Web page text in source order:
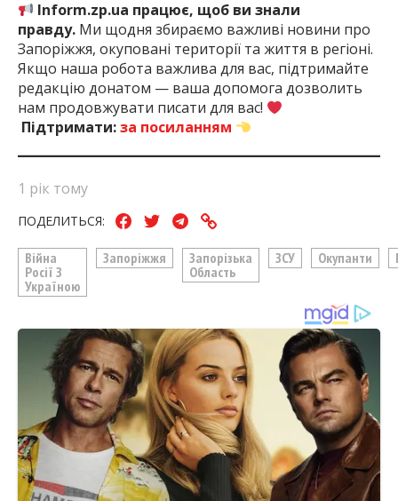
Inform.zp.ua працює, щоб ви знали
правду. Ми щодня збираємо важливі новини про
Запоріжжя, окуповані території та життя в регіоні.
Якщо наша робота важлива для вас, підтримайте
редакцію донатом — ваша допомога дозволить
нам продовжувати писати для вас!
Підтримати:за посиланням
1 рік тому
ПОДЕЛИТЬСЯ:
Війна
Росії З
Україною
Запоріжжя
Запорізька
Область
ЗСУ Окупанти